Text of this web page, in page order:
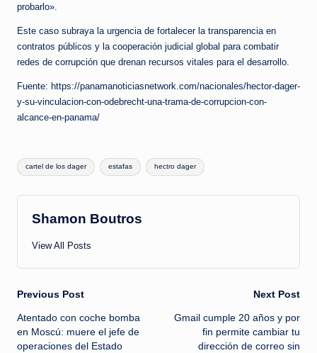
probarlo».
Este caso subraya la urgencia de fortalecer la transparencia en
contratos públicos y la cooperación judicial global para combatir
redes de corrupción que drenan recursos vitales para el desarrollo.
Fuente: https://panamanoticiasnetwork.com/nacionales/hector-dager-
y-su-vinculacion-con-odebrecht-una-trama-de-corrupcion-con-
alcance-en-panama/
Tags:
cartel de los dager estafas hectro dager
Shamon Boutros
View All Posts
Post
navigation
Previous Post
Atentado con coche bomba
en Moscú: muere el jefe de
operaciones del Estado
Next Post
Gmail cumple 20 años y por
fin permite cambiar tu
dirección de correo sin